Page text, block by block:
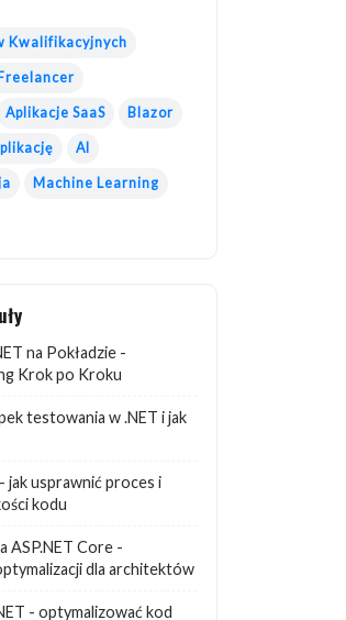
Kwalifikacyjnych
Freelancer
Aplikacje SaaS Blazor
AI
Machine Learning
na Pokładzie -
Krok po Kroku
testowania w .NET i jak
jak usprawnić proces i
kodu
ASP.NET Core -
dla architektów
- optymalizować kod